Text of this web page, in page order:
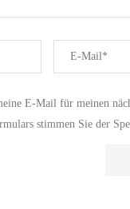
E-Mail für meinen
stimmen Sie der